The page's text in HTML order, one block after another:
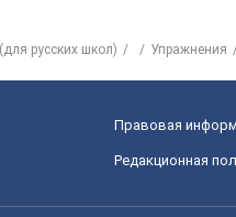
русских школ) Упражнения
Правовая
Редакционная